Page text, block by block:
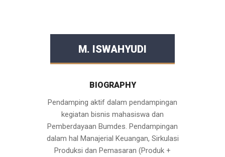
M. ISWAHYUDI
BIOGRAPHY
Pendamping aktif dalam pendampingan
kegiatan bisnis mahasiswa dan
Pemberdayaan Bumdes. Pendampingan
dalam hal Manajerial Keuangan, Sirkulasi
Produksi dan Pemasaran (Produk +